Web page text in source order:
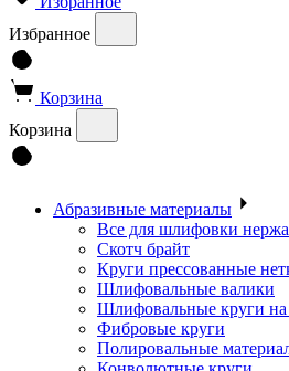
Избранное
Корзина
Корзина
Абразивные материалы
Все для шлифовки
Скотч брайт
Круги прессованные
Шлифовальные валики
Шлифовальные круги на
Фибровые круги
Полировальные